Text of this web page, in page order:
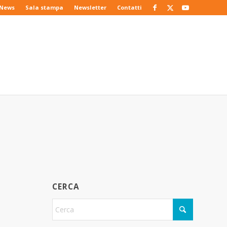
Sala stampa Newsletter Contatti
CERCA